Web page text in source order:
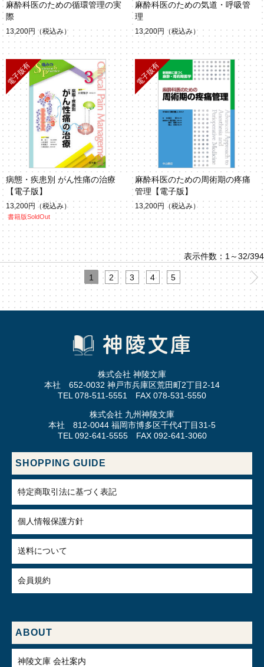
麻酔科医のための循環管理の実
際
13,200円 （税込み）
麻酔科医のための気道・呼吸管
理
13,200円 （税込み）
病態・疾患別 がん性痛の治療
【電子版】
13,200円 （税込み）
書籍版SoldOut
麻酔科医のための周術期の疼痛
管理【電子版】
13,200円 （税込み）
表示件数：1～32/394
1 2 3 4 5
株式会社 神陵文庫
本社 652-0032 神戸市兵庫区荒田町2丁目2-14
TEL 078-511-5551 FAX 078-531-5550
株式会社 九州神陵文庫
本社 812-0044 福岡市博多区千代4丁目31-5
TEL 092-641-5555 FAX 092-641-3060
SHOPPING GUIDE
特定商取引法に基づく表記
個人情報保護方針
送料について
会員規約
ABOUT
神陵文庫 会社案内